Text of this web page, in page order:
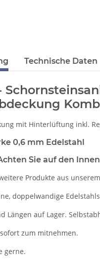
Technische Daten
mit Hinterlüftung inkl.
0,6 mm Edelstahl
Sie auf den
Produkte aus
doppelwandige
Längen auf Lager.
zum mitnehmen.
gerne.